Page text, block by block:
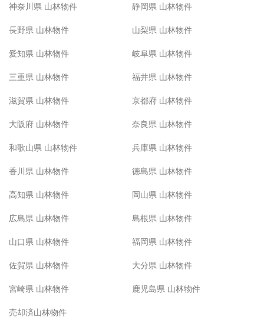
神奈川県 山林物件 静岡県 山林物件
長野県 山林物件 山梨県 山林物件
愛知県 山林物件 岐阜県 山林物件
三重県 山林物件 福井県 山林物件
滋賀県 山林物件 京都府 山林物件
大阪府 山林物件 奈良県 山林物件
和歌山県 山林物件 兵庫県 山林物件
香川県 山林物件 徳島県 山林物件
高知県 山林物件 岡山県 山林物件
広島県 山林物件 島根県 山林物件
山口県 山林物件 福岡県 山林物件
佐賀県 山林物件 大分県 山林物件
宮崎県 山林物件 鹿児島県 山林物件
売却済山林物件